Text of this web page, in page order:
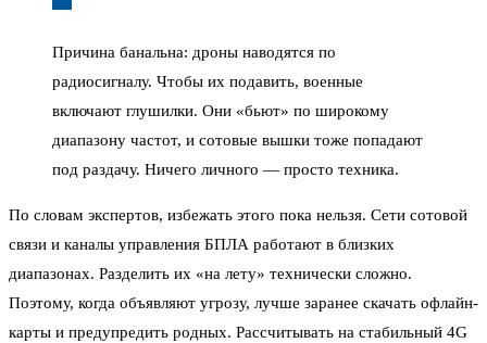
Причина банальна: дроны наводятся по
радиосигналу. Чтобы их подавить, военные
включают глушилки. Они «бьют» по широкому
диапазону частот, и сотовые вышки тоже попадают
под раздачу. Ничего личного — просто техника.
По словам экспертов, избежать этого пока нельзя. Сети сотовой
связи и каналы управления БПЛА работают в близких
диапазонах. Разделить их «на лету» технически сложно.
Поэтому, когда объявляют угрозу, лучше заранее скачать офлайн-
карты и предупредить родных. Рассчитывать на стабильный 4G